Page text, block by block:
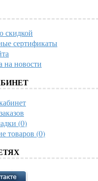
скидкой
сертификаты
на новости
(0)
товаров (0)